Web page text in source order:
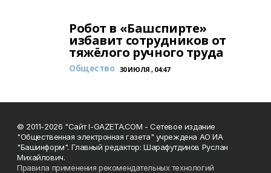
Робот в «Башспирте»
избавит сотрудников от
тяжёлого ручного труда
Общество 30 ИЮЛЯ , 04:47
© 2011-2026 "Сайт I-GAZETA.COM - Сетевое издание
"Общественная электронная газета" учреждена АО ИА
"Башинформ". Главный редактор: Шарафутдинов Руслан
Михайлович.
Правила применения рекомендательных технологий